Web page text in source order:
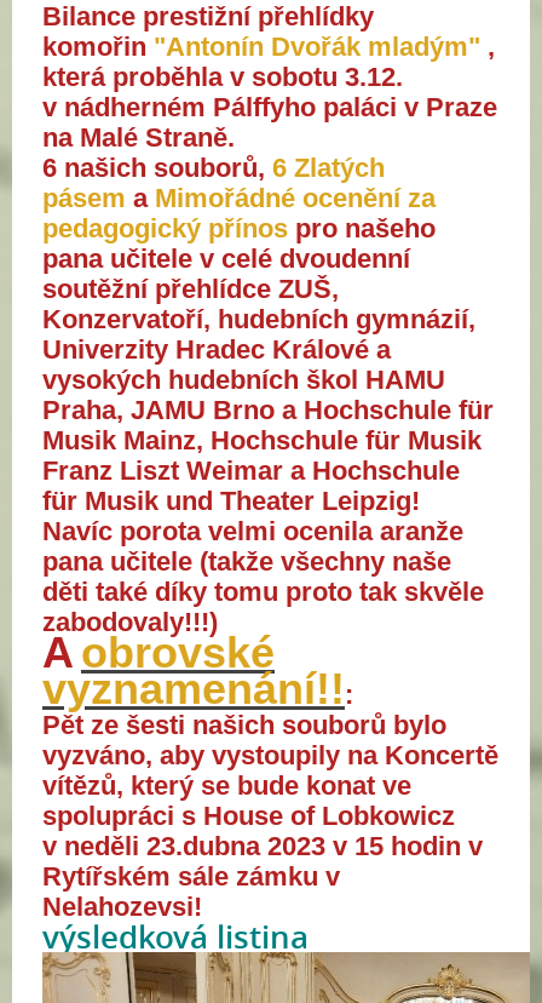
Bilance prestižní přehlídky
komořin "Antonín Dvořák mladým" ,
která proběhla v sobotu 3.12.
v nádherném Pálffyho paláci v Praze
na Malé Straně.
6 našich souborů, 6 Zlatých
pásem a Mimořádné ocenění za
pedagogický přínos pro našeho
pana učitele v celé dvoudenní
soutěžní přehlídce ZUŠ,
Konzervatoří, hudebních gymnázií,
Univerzity Hradec Králové a
vysokých hudebních škol HAMU
Praha, JAMU Brno a Hochschule für
Musik Mainz, Hochschule für Musik
Franz Liszt Weimar a Hochschule
für Musik und Theater Leipzig!
Navíc porota velmi ocenila aranže
pana učitele (takže všechny naše
děti také díky tomu proto tak skvěle
zabodovaly!!!)
Aobrovské
vyznamenání!! :
Pět ze šesti našich souborů bylo
vyzváno, aby vystoupily na Koncertě
vítězů, který se bude konat ve
spolupráci s House of Lobkowicz
v neděli 23.dubna 2023 v 15 hodin v
Rytířském sále zámku v
Nelahozevsi!
výsledková listina